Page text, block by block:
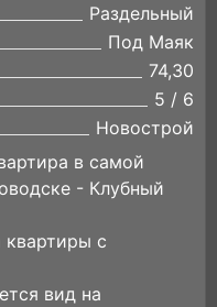
Раздельный
Под Маяк
74,30
5 / 6
Новострой
в самой
- Клубный
квартиры с
вид на